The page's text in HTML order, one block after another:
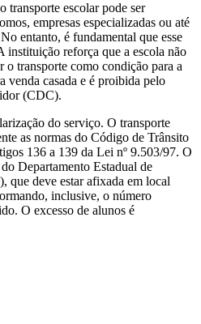
transporte escolar pode ser
empresas especializadas ou até
entanto, é fundamental que esse
instituição reforça que a escola não
o transporte como condição para a
venda casada e é proibida pelo
(CDC).
do serviço. O transporte
as normas do Código de Trânsito
136 a 139 da Lei nº 9.503/97. O
Departamento Estadual de
que deve estar afixada em local
inclusive, o número
O excesso de alunos é